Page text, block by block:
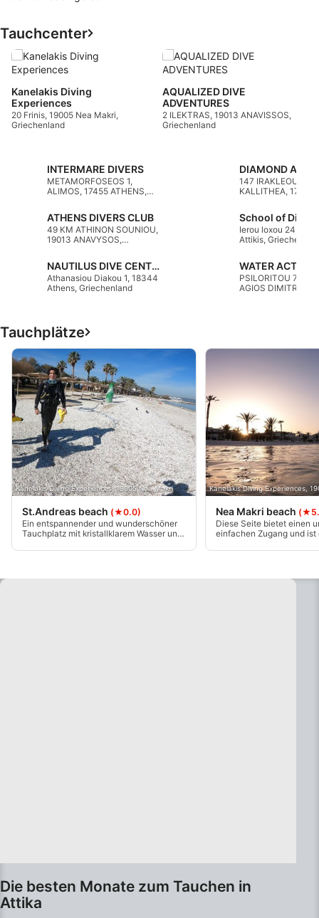
Tauchcenter
Kanelakis Diving
Experiences
20 Frinis, 19005 Nea Makri,
Griechenland
AQUALIZED DIVE
ADVENTURES
2 ILEKTRAS, 19013 ANAVISSOS,
Griechenland
INTERMARE DIVERS
METAMORFOSEOS 1,
ALIMOS, 17455 ATHENS,
ATHENS DIVERS CLUB
49 KM ATHINON SOUNIOU,
19013 ANAVYSOS,
NAUTILUS DIVE CENTER
Athanasiou Diakou 1, 18344
Athens, Griechenland
147 IRAKLEOUS
KALLITHEA, 17672
School of Diving
Ierou loxou 24,
Attikis,
PSILORITOU 70,
AGIOS DIMITRIOS,
Tauchplätze
Kanelakis Diving Experiences, 19005 Nea Makri
St.Andreas beach (★0.0)
Ein entspannender und wunderschöner
Tauchplatz mit kristallklarem Wasser und
mit Dusch- und
Kanelakis Diving Experiences,
Nea Makri beach
Diese Seite bietet einen
einfachen Zugang und ist
gibt einen geräumigen
Umkleideräume für
Die besten Monate zum Tauchen in
Attika